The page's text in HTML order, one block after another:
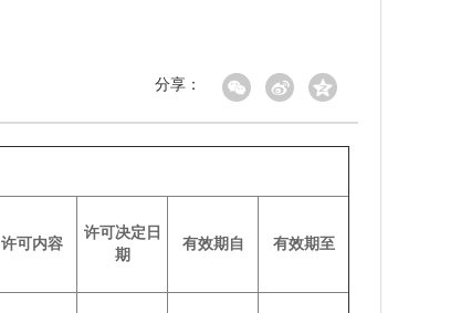
分享：
许可内容
许可决定日
期
有效期自 有效期至